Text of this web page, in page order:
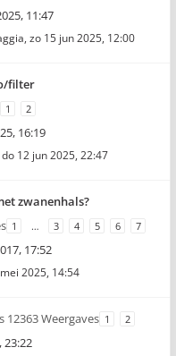
11:47
, zo 15 jun 2025, 12:00
filter
1 2
16:19
do 12 jun 2025, 22:47
zwanenhals?
1 … 3 4 5 6 7
17:52
2025, 14:54
12363 Weergaves 1 2
23:22